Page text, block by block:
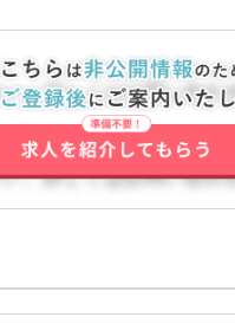
。詳しくはお問い合わ
。詳しくはお問い合わ